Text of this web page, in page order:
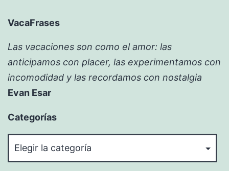
VacaFrases
Las vacaciones son como el amor: las
anticipamos con placer, las experimentamos con
incomodidad y las recordamos con nostalgia
Evan Esar
Categorías